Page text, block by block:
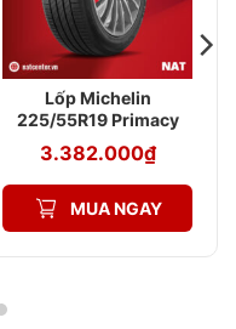
Lốp Michelin
225/55R19 Primacy
SUV+
3.382.000₫
MUA NGAY